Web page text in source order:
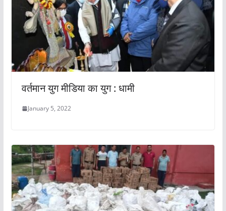
वर्तमान युग मीडिया का युग : धामी
January 5, 2022